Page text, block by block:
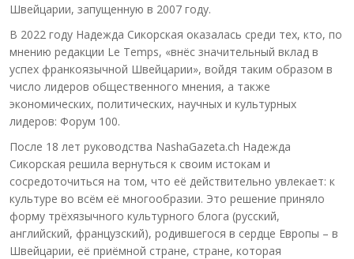
Швейцарии, запущенную в 2007 году.
В 2022 году Надежда Сикорская оказалась среди тех, кто, по
мнению редакции Le Temps, «внёс значительный вклад в
успех франкоязычной Швейцарии», войдя таким образом в
число лидеров общественного мнения, а также
экономических, политических, научных и культурных
лидеров: Форум 100.
После 18 лет руководства NashaGazeta.ch Надежда
Сикорская решила вернуться к своим истокам и
сосредоточиться на том, что её действительно увлекает: к
культуре во всём её многообразии. Это решение приняло
форму трёхязычного культурного блога (русский,
английский, французский), родившегося в сердце Европы – в
Швейцарии, её приёмной стране, стране, которая